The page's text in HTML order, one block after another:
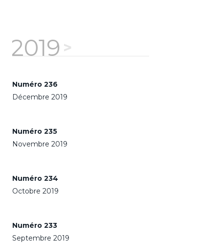
2019
Numéro 236
Décembre 2019
Numéro 235
Novembre 2019
Numéro 234
Octobre 2019
Numéro 233
Septembre 2019